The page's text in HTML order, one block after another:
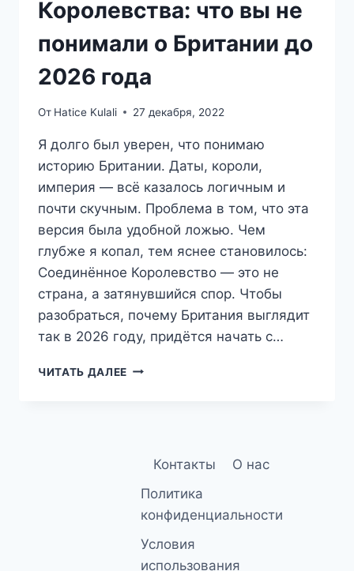
Королевства: что вы не
понимали о Британии до
2026 года
От Hatice Kulali 27 декабря, 2022
Я долго был уверен, что понимаю
историю Британии. Даты, короли,
империя — всё казалось логичным и
почти скучным. Проблема в том, что эта
версия была удобной ложью. Чем
глубже я копал, тем яснее становилось:
Соединённое Королевство — это не
страна, а затянувшийся спор. Чтобы
разобраться, почему Британия выглядит
так в 2026 году, придётся начать с…
ЧИТАТЬ ДАЛЕЕ ИСТОРИЯ
ПОНИМАЛИ
БРИТАНИИ
ДО
ГОДА
Контакты
О нас
Политика
конфиденциальности
Условия
использования